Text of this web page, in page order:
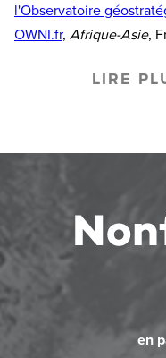
l'Observatoire
OWNI.fr, Afrique-Asie,
LIRE
en